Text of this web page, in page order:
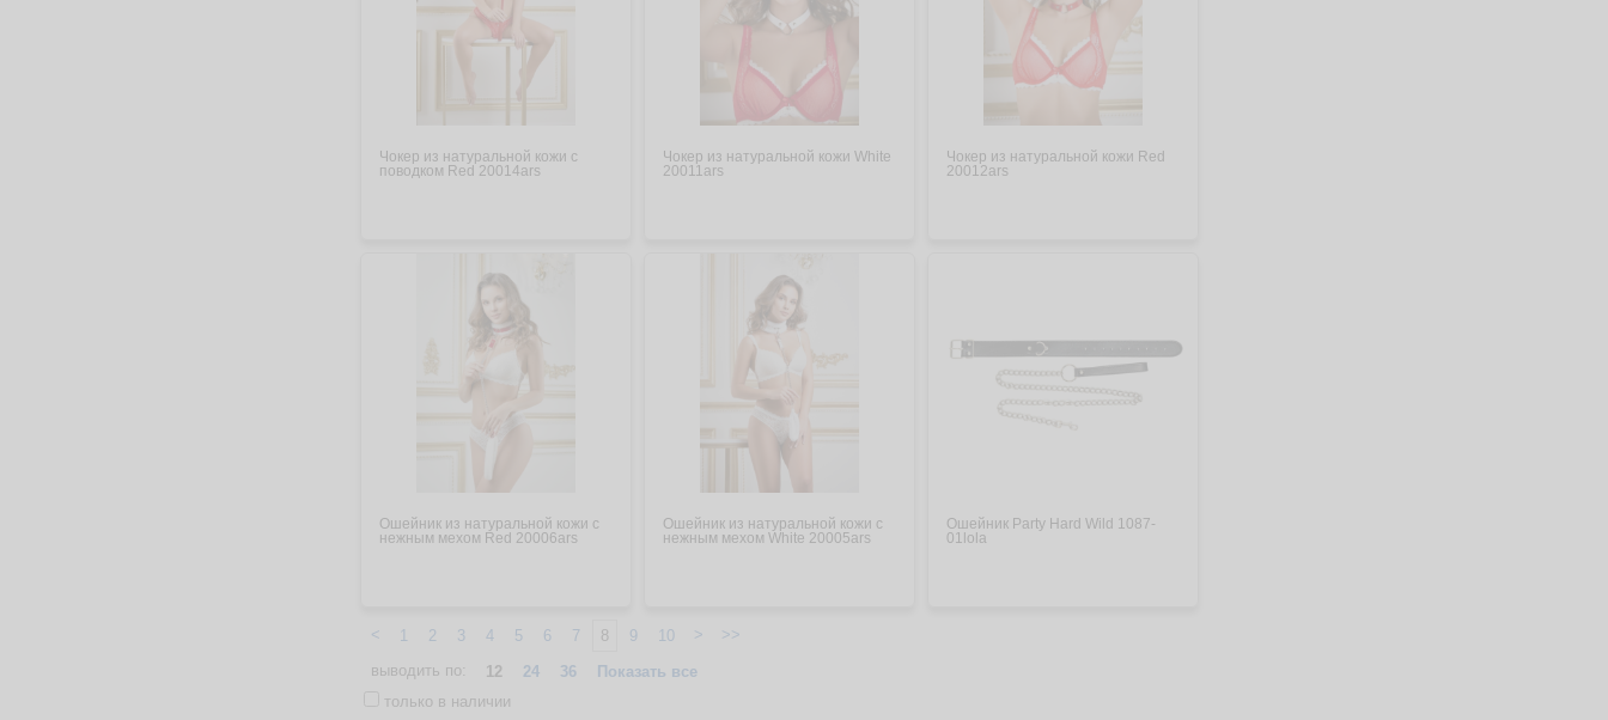
Чокер из натуральной кожи с
поводком Red 20014ars
Чокер из натуральной кожи White
20011ars
Чокер из натуральной кожи Red
20012ars
Ошейник из натуральной кожи с
нежным мехом Red 20006ars
Ошейник из натуральной кожи с
нежным мехом White 20005ars
Ошейник Party Hard Wild 1087-
01lola
< 1 2 3 4 5 6 7 8 9 10 >
>>
выводить по:
12 24 36
Показать все
только в наличии